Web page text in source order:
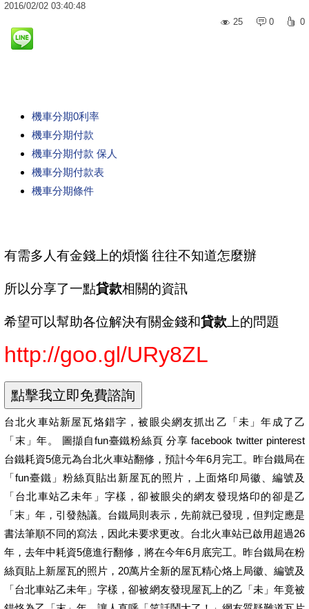
2016/02/02 03:40:48
25
0 0
機車分期0利率
機車分期付款
機車分期付款 保人
機車分期付款表
機車分期條件
有需多人有金錢上的煩惱 往往不知道怎麼辦
所以分享了一點貸款相關的資訊
希望可以幫助各位解決有關金錢和貸款 上的問題
http://goo.gl/URy8ZL
台北火車站新屋瓦烙錯字，被眼尖網友抓出乙「未」年成了乙
「末」年。 圖擷自fun臺鐵粉絲頁 分享 facebook twitter pinterest
台鐵耗資5億元為台北火車站翻修，預計今年6月完工。昨台鐵局在
「fun臺鐵」粉絲頁貼出新屋瓦的照片，上面烙印局徽、編號及
「台北車站乙未年」字樣，卻被眼尖的網友發現烙印的卻是乙
「末」年，引發熱議。台鐵局則表示，先前就已發現，但判定應是
書法筆順不同的寫法，因此未要求更改。台北火車站已啟用超過26
年，去年中耗資5億進行翻修，將在今年6月底完工。昨台鐵局在粉
絲頁貼上新屋瓦的照片，20萬片全新的屋瓦精心烙上局徽、編號及
「台北車站乙未年」字樣，卻被網友發現屋瓦上的乙「未」年竟被